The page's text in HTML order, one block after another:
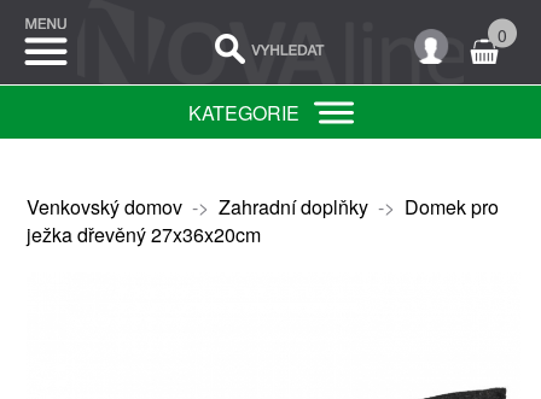
0
KATEGORIE
Venkovský domov-> Zahradní doplňky-> Domek pro
ježka dřevěný 27x36x20cm